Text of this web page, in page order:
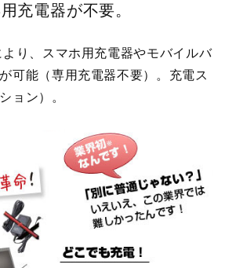
充電器が不要。
り、スマホ用充電器やモバイルバ
可能（専用充電器不要）。充電ス
ョン）。